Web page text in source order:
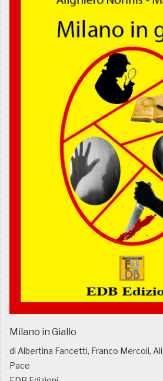
Milano in Giallo
di Albertina Fancetti, Franco Mercoli,
Pace